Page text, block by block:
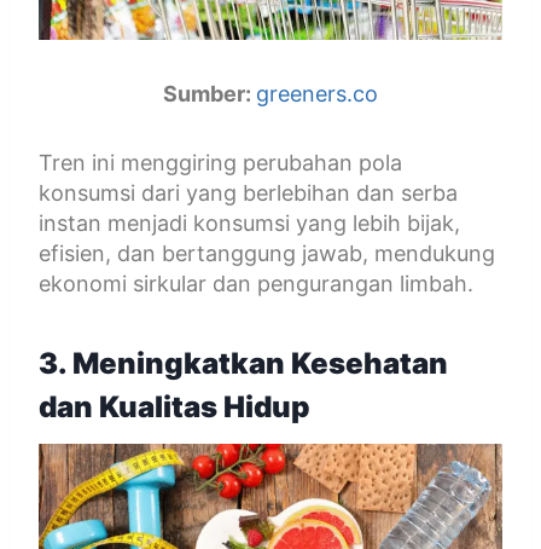
Sumber: greeners.co
Tren ini menggiring perubahan pola
konsumsi dari yang berlebihan dan serba
instan menjadi konsumsi yang lebih bijak,
efisien, dan bertanggung jawab, mendukung
ekonomi sirkular dan pengurangan limbah.
3. Meningkatkan Kesehatan
dan Kualitas Hidup